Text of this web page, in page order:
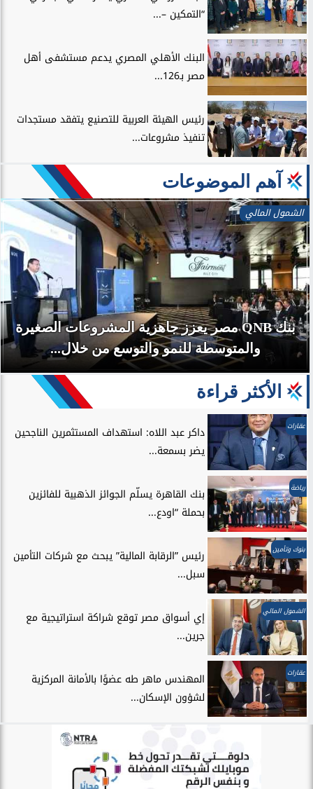
“التمكين –...
البنك الأهلي المصري يدعم مستشفى أهل
مصر بـ126...
رئيس الهيئة العربية للتصنيع يتفقد مستجدات
تنفيذ مشروعات...
آهم الموضوعات
بنوك وتأمين
البنك الأهلي الكويتي – مصر يحقق صافي أرباح 3.1
مليار جنيه خلال...
الأكثر قراءة
عقارات
داكر عبد اللاه: استهداف المستثمرين الناجحين
يضر بسمعة...
رياضة
بنك القاهرة يسلّم الجوائز الذهبية للفائزين
بحملة “اودع...
بنوك وتأمين
رئيس ”الرقابة المالية” يبحث مع شركات التأمين
سبل...
الشمول المالي
إي أسواق مصر توقع شراكة استراتيجية مع
جرين...
عقارات
المهندس ماهر طه عضوًا بالأمانة المركزية
لشؤون الإسكان...